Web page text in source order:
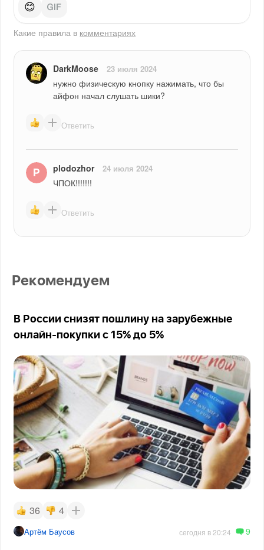
😊
Какие правила в комментариях
DarkMoose 23 июля 2024
нужно физическую кнопку нажимать, что бы
айфон начал слушать шики?
Ответить
plodozhor 24 июля 2024
ЧПОК!!!!!!!
Ответить
Рекомендуем
В России снизят пошлину на зарубежные
онлайн-покупки с 15% до 5%
36 4
Артём Баусов сегодня в 20:24 9